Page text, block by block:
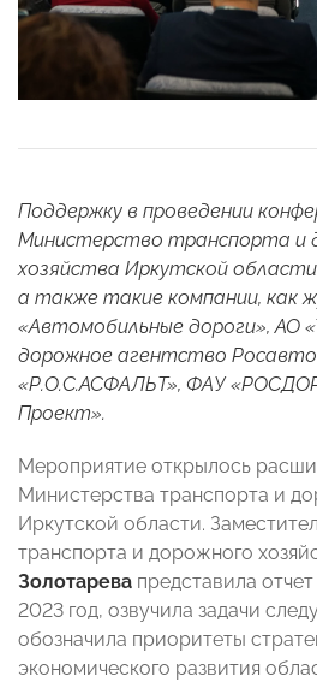
Поддержку в проведении
Министерство транспорта и
хозяйства Иркутской
а также такие компании, как
«Автомобильные дороги», АО
дорожное агентство
«Р.О.С.АСФАЛЬТ», ФАУ
Проект».
Мероприятие открылось
Министерства транспорта и
Иркутской области.
транспорта и дорожного
Золотарева представила
2023 год, озвучила задачи
обозначила приоритеты
экономического развития